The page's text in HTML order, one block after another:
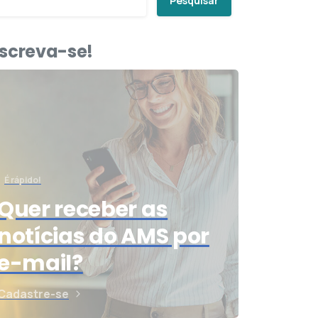
se!
É rápido!
receber as
do AMS por
mail?
se